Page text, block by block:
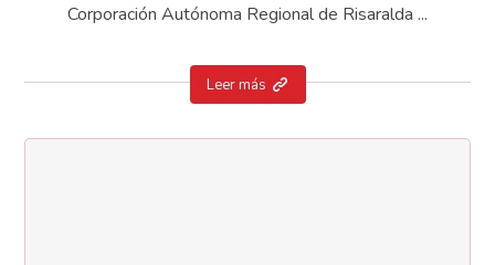
Corporación Autónoma Regional de Risaralda ...
Leer más